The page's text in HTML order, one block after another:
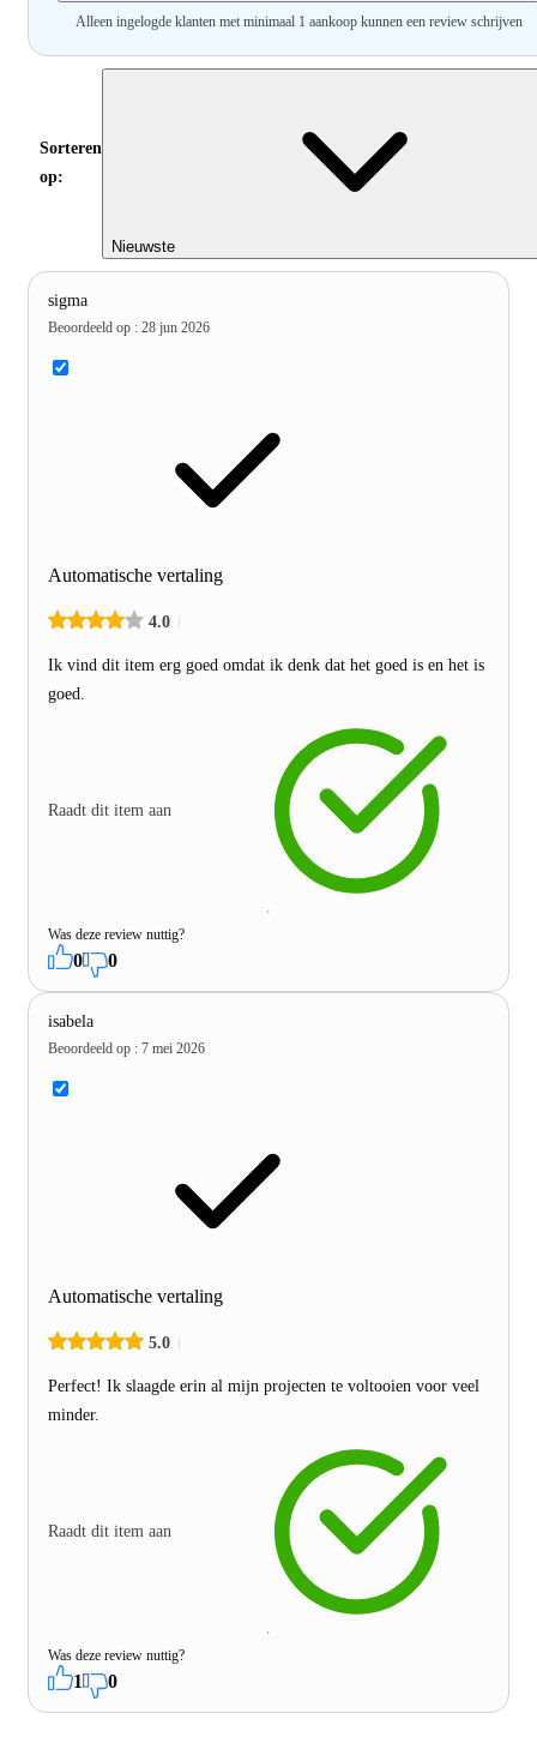
Alleen ingelogde klanten met minimaal 1 aankoop kunnen een review schrijven
Sorteren
op:
Nieuwste
sigma
Beoordeeld op : 28 jun 2026
Automatische vertaling
4.0
Ik vind dit item erg goed omdat ik denk dat het goed is en het is
goed.
Raadt dit item aan
Was deze review nuttig?
0 0
isabela
Beoordeeld op : 7 mei 2026
Automatische vertaling
5.0
Perfect! Ik slaagde erin al mijn projecten te voltooien voor veel
minder.
Raadt dit item aan
Was deze review nuttig?
1 0